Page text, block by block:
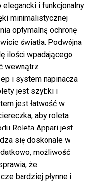
elegancki i funkcjonalny
minimalistycznej
optymalną ochronę
światła. Podwójna
ilości wpadającego
wewnątrz
i system napinacza
jest szybki i
jest łatwość w
aby roleta
Roleta Appari jest
się doskonale w
możliwość
że
bardziej płynne i